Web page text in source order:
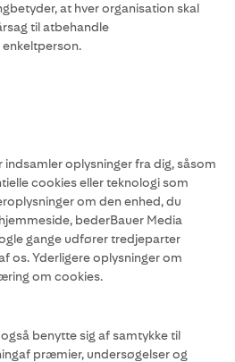
at hver organisation skal
til atbehandle
oplysninger fra dig, såsom
cookies eller teknologi som
om den enhed, du
bederBauer Media
gange udfører tredjeparter
os. Yderligere oplysninger om
om cookies.
benytte sig af samtykke til
præmier, undersøgelser og